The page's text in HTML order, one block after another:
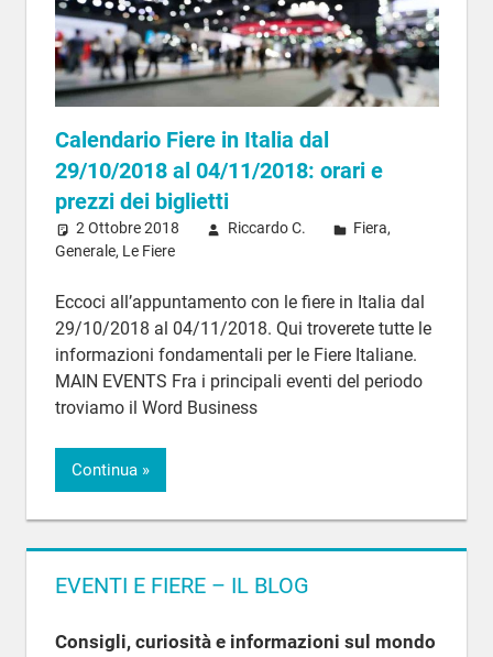
Calendario Fiere in Italia dal
29/10/2018 al 04/11/2018: orari e
prezzi dei biglietti
2 Ottobre 2018 Riccardo C. Fiera,
Generale, Le Fiere
Eccoci all’appuntamento con le fiere in Italia dal
29/10/2018 al 04/11/2018. Qui troverete tutte le
informazioni fondamentali per le Fiere Italiane.
MAIN EVENTS Fra i principali eventi del periodo
troviamo il Word Business
Continua
EVENTI E FIERE – IL BLOG
Consigli, curiosità e informazioni sul mondo